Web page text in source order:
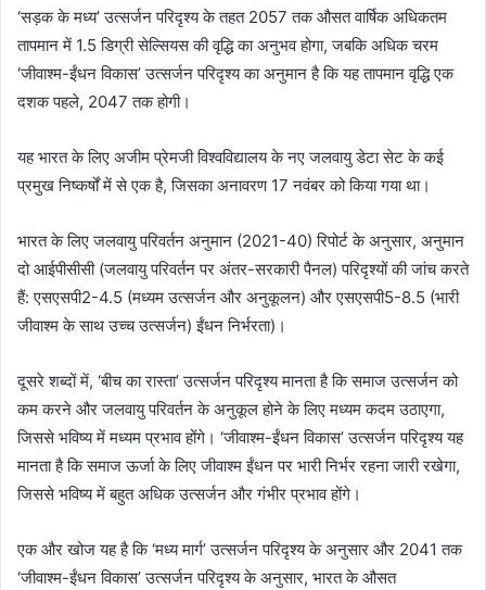
‘सड़क के मध्य’ उत्सर्जन परिदृश्य के तहत 2057 तक औसत वार्षिक अधिकतम
तापमान में 1.5 डिग्री सेल्सियस की वृद्धि का अनुभव होगा, जबकि अधिक चरम
‘जीवाश्म-ईंधन विकास’ उत्सर्जन परिदृश्य का अनुमान है कि यह तापमान वृद्धि एक
दशक पहले, 2047 तक होगी।
यह भारत के लिए अजीम प्रेमजी विश्वविद्यालय के नए जलवायु डेटा सेट के कई
प्रमुख निष्कर्षों में से एक है, जिसका अनावरण 17 नवंबर को किया गया था।
भारत के लिए जलवायु परिवर्तन अनुमान (2021-40) रिपोर्ट के अनुसार, अनुमान
दो आईपीसीसी (जलवायु परिवर्तन पर अंतर-सरकारी पैनल) परिदृश्यों की जांच करते
हैं: एसएसपी2-4.5 (मध्यम उत्सर्जन और अनुकूलन) और एसएसपी5-8.5 (भारी
जीवाश्म के साथ उच्च उत्सर्जन) ईंधन निर्भरता)।
दूसरे शब्दों में, ‘बीच का रास्ता’ उत्सर्जन परिदृश्य मानता है कि समाज उत्सर्जन को
कम करने और जलवायु परिवर्तन के अनुकूल होने के लिए मध्यम कदम उठाएगा,
जिससे भविष्य में मध्यम प्रभाव होंगे। ‘जीवाश्म-ईंधन विकास’ उत्सर्जन परिदृश्य यह
मानता है कि समाज ऊर्जा के लिए जीवाश्म ईंधन पर भारी निर्भर रहना जारी रखेगा,
जिससे भविष्य में बहुत अधिक उत्सर्जन और गंभीर प्रभाव होंगे।
एक और खोज यह है कि ‘मध्य मार्ग’ उत्सर्जन परिदृश्य के अनुसार और 2041 तक
‘जीवाश्म-ईंधन विकास’ उत्सर्जन परिदृश्य के अनुसार, भारत के औसत